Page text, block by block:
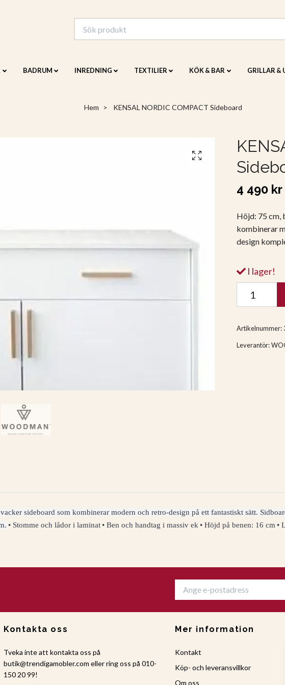
BADRUM INREDNING TEXTILIER KÖK & BAR GRILLAR &
Hem KENSAL NORDIC COMPACT Sideboard
4 490 kr
Höjd: 75 cm,
kombinerar
design
I lager!
Artikelnummer:
Leverantör:
sideboard som kombinerar modern och retro-design på ett fantastiskt sätt.
• Stomme och lådor i laminat • Ben och handtag i massiv ek • Höjd på benen: 16 cm •
Kontakta oss
Tveka inte att kontakta oss på
butik@trendigamobler.com eller ring oss på 010-
150 20 99!
Mer information
Kontakt
Köp- och leveransvillkor
Om oss